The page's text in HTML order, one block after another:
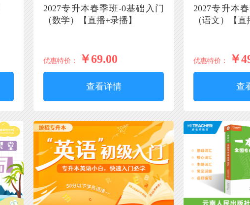
2027专升本春季班-0基础入门
（数学）【直播+录播】
优惠特价： ￥69.00
查看详情
2027专升本
（语文）【直
优惠特价： ￥
查